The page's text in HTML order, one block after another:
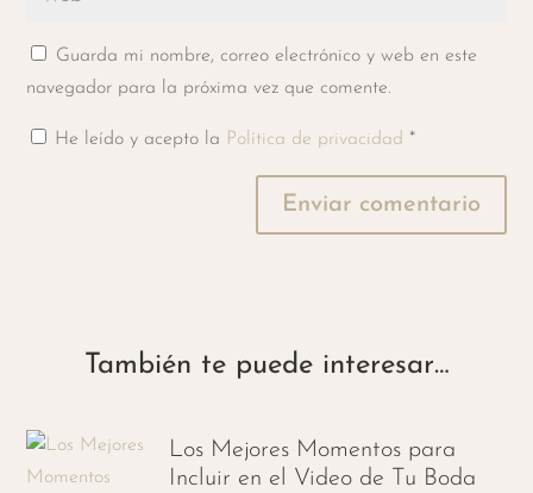
Guarda mi nombre, correo electrónico y web en este
navegador para la próxima vez que comente.
He leído y acepto la Política de privacidad*
Enviar comentario
También te puede interesar…
Los Mejores Momentos para
Incluir en el Video de Tu Boda